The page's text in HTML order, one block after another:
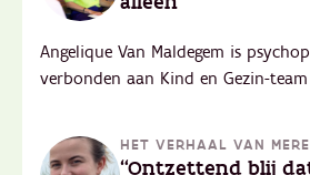
Angelique Van Maldegem is
verbonden aan Kind en Gezin-team
HET VERHAAL VAN
“Ontzettend blij